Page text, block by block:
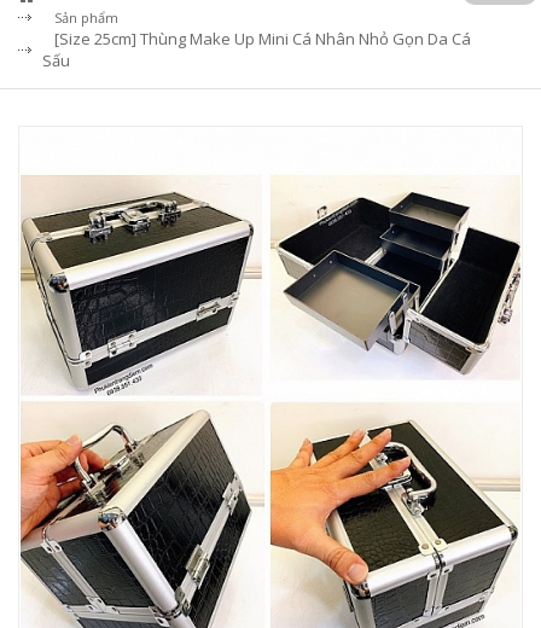
Sản phẩm
[Size 25cm] Thùng Make Up Mini Cá Nhân Nhỏ Gọn Da Cá
Sấu